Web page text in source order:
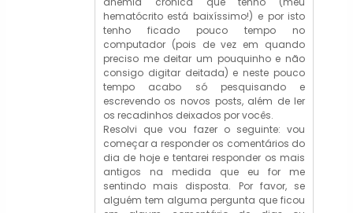
hematócrito está baixíssimo!) e por isto
tenho ficado pouco tempo no
computador (pois de vez em quando
preciso me deitar um pouquinho e não
consigo digitar deitada) e neste pouco
tempo acabo só pesquisando e
escrevendo os novos posts, além de ler
os recadinhos deixados por vocês.
Resolvi que vou fazer o seguinte: vou
começar a responder os comentários do
dia de hoje e tentarei responder os mais
antigos na medida que eu for me
sentindo mais disposta. Por favor, se
alguém tem alguma pergunta que ficou